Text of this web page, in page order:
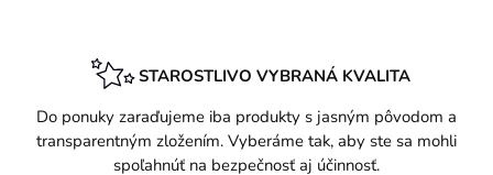
STAROSTLIVO VYBRANÁ KVALITA
Do ponuky zaraďujeme iba produkty s jasným pôvodom a
transparentným zložením. Vyberáme tak, aby ste sa mohli
spoľahnúť na bezpečnosť aj účinnosť.